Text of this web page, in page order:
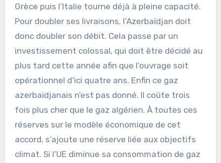
Grèce puis l’Italie tourne déjà à pleine capacité.
Pour doubler ses livraisons, l’Azerbaïdjan doit
donc doubler son débit. Cela passe par un
investissement colossal, qui doit être décidé au
plus tard cette année afin que l’ouvrage soit
opérationnel d’ici quatre ans. Enfin ce gaz
azerbaïdjanais n’est pas donné. Il coûte trois
fois plus cher que le gaz algérien. À toutes ces
réserves sur le modèle économique de cet
accord, s’ajoute une réserve liée aux objectifs
climat. Si l’UE diminue sa consommation de gaz